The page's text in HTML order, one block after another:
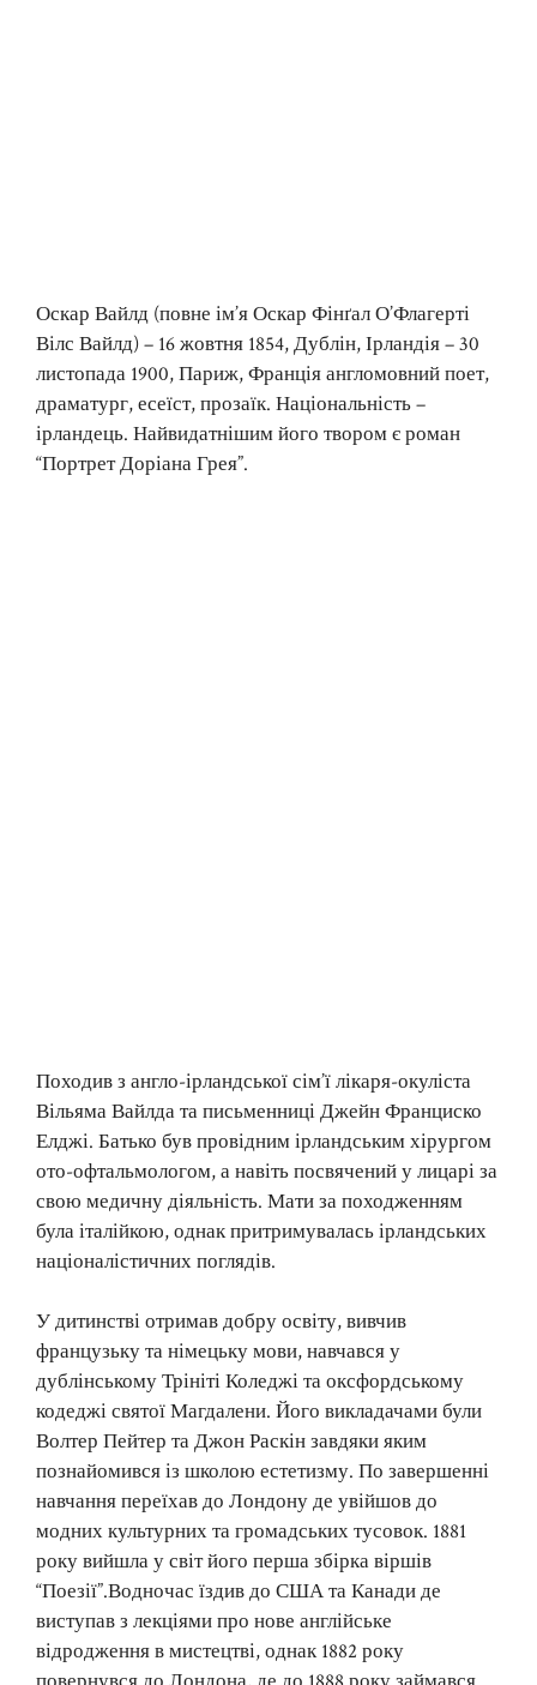
Оскар Вайлд (повне ім’я Оскар Фінґал О’Флагерті
Вілс Вайлд) – 16 жовтня 1854, Дублін, Ірландія – 30
листопада 1900, Париж, Франція англомовний поет,
драматург, есеїст, прозаїк. Національність –
ірландець. Найвидатнішим його твором є роман
“Портрет Доріана Грея”.
Походив з англо-ірландської сім’ї лікаря-окуліста
Вільяма Вайлда та письменниці Джейн Франциско
Елджі. Батько був провідним ірландським хірургом
ото-офтальмологом, а навіть посвячений у лицарі за
свою медичну діяльність. Мати за походженням
була італійкою, однак притримувалась ірландських
націоналістичних поглядів.
У дитинстві отримав добру освіту, вивчив
французьку та німецьку мови, навчався у
дублінському Трініті Коледжі та оксфордському
кодеджі святої Магдалени. Його викладачами були
Волтер Пейтер та Джон Раскін завдяки яким
познайомився із школою естетизму. По завершенні
навчання переїхав до Лондону де увійшов до
модних культурних та громадських тусовок. 1881
року вийшла у світ його перша збірка віршів
“Поезії”.Водночас їздив до США та Канади де
виступав з лекціями про нове англійське
відродження в мистецтві, однак 1882 року